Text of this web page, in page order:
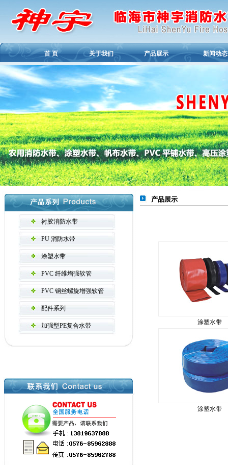
首 页 关于我们 产品展示 新闻动态
衬胶消防水带
PU 消防水带
涂塑水带
PVC 纤维增强软管
PVC 钢丝螺旋增强软管
配件系列
加强型PE复合水带
产品展示
涂塑水带
涂塑水带